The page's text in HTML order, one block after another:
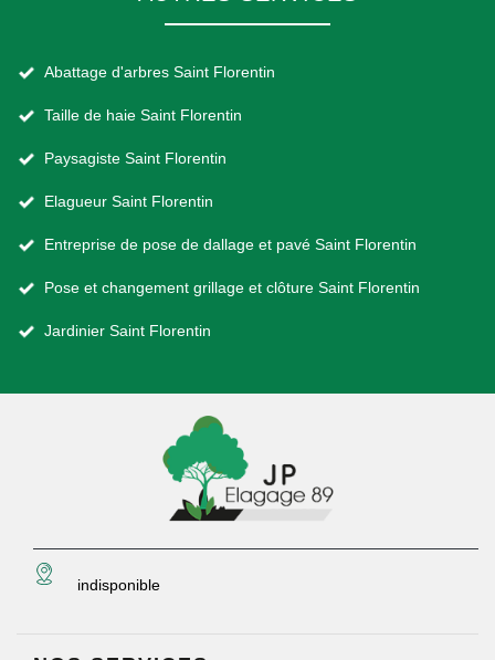
Abattage d'arbres Saint Florentin
Taille de haie Saint Florentin
Paysagiste Saint Florentin
Elagueur Saint Florentin
Entreprise de pose de dallage et pavé Saint Florentin
Pose et changement grillage et clôture Saint Florentin
Jardinier Saint Florentin
indisponible